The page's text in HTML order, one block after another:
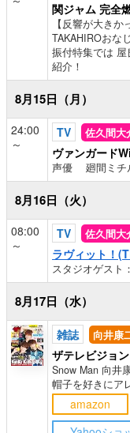
関ジャム 完全
【反響が大き
TAKAHIROおな
振付特集では 屋
紹介！
8月15日（月）
24:00
～
TV 佐久間大
ヴァンガード
声優 廻間ミチ
8月16日（火）
08:00
～
TV 佐久間大
ラヴィット！
スタジオゲスト
8月17日（水）
雑誌 向井康
ザテレビジョ
Snow Man 向井
帽子を好きにア
amazon